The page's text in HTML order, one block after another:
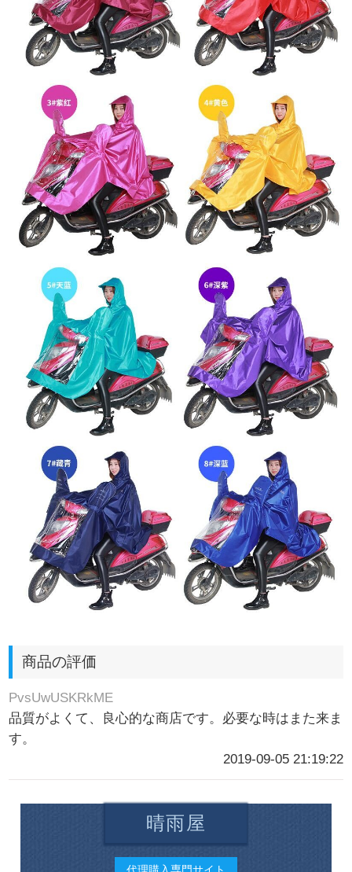
商品の評価
PvsUwUSKRkME
品質がよくて、良心的な商店です。必要な時はまた来ま
す。
2019-09-05 21:19:22
晴雨屋
代理購入専門サイト